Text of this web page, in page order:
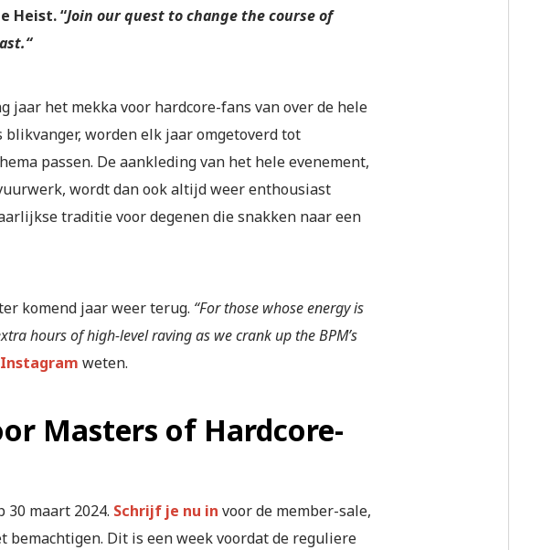
Heist. “Join our quest to change the course of
“
jaar het mekka voor hardcore-fans van over de hele
blikvanger, worden elk jaar omgetoverd tot
passen. De aankleding van het hele evenement,
wordt dan ook altijd weer enthousiast
traditie voor degenen die snakken naar een
komend jaar weer terug. “For those whose energy is
hours of high-level raving as we crank up the BPM’s
Instagram weten.
Masters of Hardcore-
maart 2024. Schrijf je nu in voor de member-sale,
bemachtigen. Dit is een week voordat de reguliere